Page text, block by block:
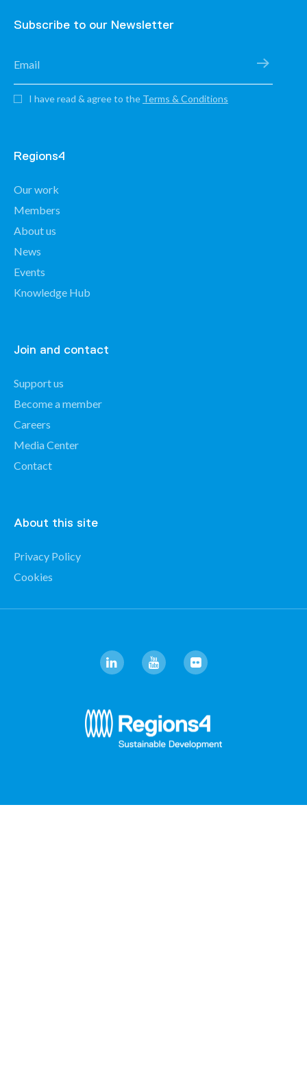
Subscribe to our Newsletter
I have read & agree to the Terms & Conditions
Regions4
Our work
Members
About us
News
Events
Knowledge Hub
Join and contact
Support us
Become a member
Careers
Media Center
Contact
About this site
Privacy Policy
Cookies